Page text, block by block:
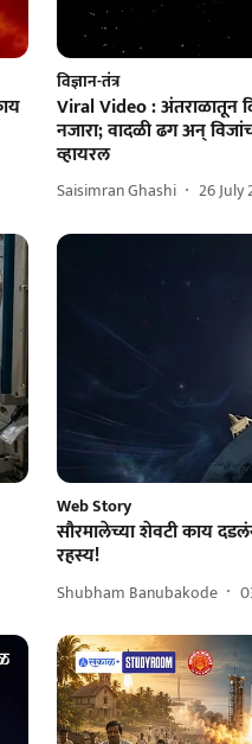
विज्ञान-तंत्र
Viral Video : अंतराळातून
नजारा; वादळी ढग अन्
व्हायरल
Saisimran Ghashi 26 July
Web Story
सौरमालेच्या शेवटी काय
रहस्य!
Shubham Banubakode